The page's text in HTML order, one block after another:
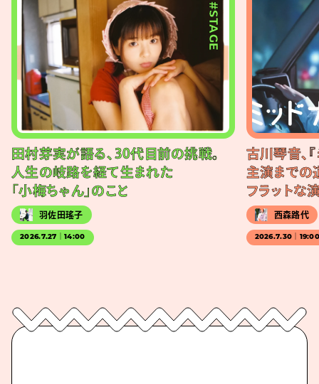
#STAGE
田村芽実が語る、30代目前の挑戦。
人生の岐路を経て生まれた
「小梅ちゃん」のこと
羽佐田瑤子
2026.7.27｜14:00
古川琴音、
主演までの
フラットな
西森路代
2026.7.30｜